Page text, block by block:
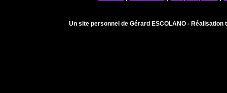
Un site personnel de Gérard ESCOLANO -